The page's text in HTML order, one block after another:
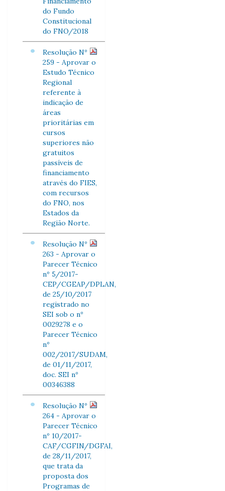
do Fundo
Constitucional
do FNO/2018
Resolução Nº
259 - Aprovar o
Estudo Técnico
Regional
referente à
indicação de
áreas
prioritárias em
cursos
superiores não
gratuitos
passíveis de
financiamento
através do FIES,
com recursos
do FNO, nos
Estados da
Região Norte.
Resolução Nº
263 - Aprovar o
Parecer Técnico
nº 5/2017-
CEP/CGEAP/DPLAN,
de 25/10/2017
registrado no
SEI sob o nº
0029278 e o
Parecer Técnico
nº
002/2017/SUDAM,
de 01/11/2017,
doc. SEI nº
00346388
Resolução Nº
264 - Aprovar o
Parecer Técnico
nº 10/2017-
CAF/CGFIN/DGFAI,
de 28/11/2017,
que trata da
proposta dos
Programas de